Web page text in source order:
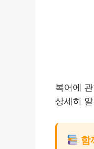
복어에
상세히
함